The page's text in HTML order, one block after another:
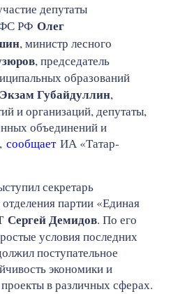
депутаты
ФС РФ Олег
, министр лесного
, председатель
образований
Экзам Губайдуллин,
и организаций, депутаты,
объединений и
сообщаетИА «Татар-
секретарь
партии «Единая
Сергей Демидов. По его
условия последних
поступательное
экономики и
в различных сферах.